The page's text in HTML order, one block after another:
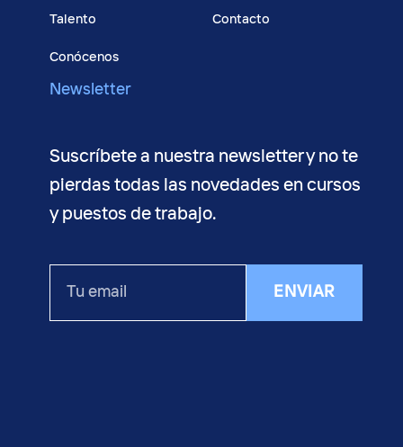
Talento
Conócenos
Contacto
Newsletter
Suscríbete a nuestra newsletter y no te
pierdas todas las novedades en cursos
y puestos de trabajo.
ENVIAR